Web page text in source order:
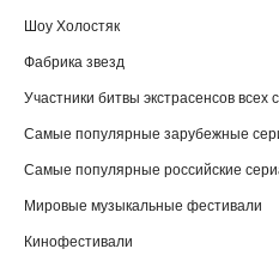
Шоу Холостяк
Фабрика звезд
Участники битвы экстрасенсов всех
Самые популярные зарубежные
Самые популярные российские
Мировые музыкальные фестивали
Кинофестивали